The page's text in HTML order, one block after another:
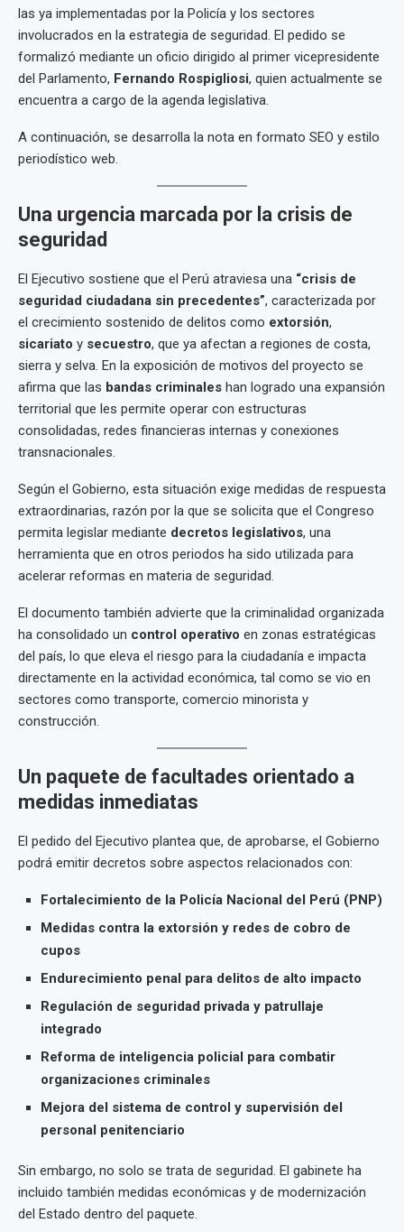
las ya implementadas por la Policía y los sectores
involucrados en la estrategia de seguridad. El pedido se
formalizó mediante un oficio dirigido al primer vicepresidente
del Parlamento, Fernando Rospigliosi, quien actualmente se
encuentra a cargo de la agenda legislativa.
A continuación, se desarrolla la nota en formato SEO y estilo
periodístico web.
Una urgencia marcada por la crisis de
seguridad
El Ejecutivo sostiene que el Perú atraviesa una “crisis de
seguridad ciudadana sin precedentes”, caracterizada por
el crecimiento sostenido de delitos como extorsión,
sicariato y secuestro, que ya afectan a regiones de costa,
sierra y selva. En la exposición de motivos del proyecto se
afirma que las bandas criminales han logrado una expansión
territorial que les permite operar con estructuras
consolidadas, redes financieras internas y conexiones
transnacionales.
Según el Gobierno, esta situación exige medidas de respuesta
extraordinarias, razón por la que se solicita que el Congreso
permita legislar mediante decretos legislativos, una
herramienta que en otros periodos ha sido utilizada para
acelerar reformas en materia de seguridad.
El documento también advierte que la criminalidad organizada
ha consolidado un control operativo en zonas estratégicas
del país, lo que eleva el riesgo para la ciudadanía e impacta
directamente en la actividad económica, tal como se vio en
sectores como transporte, comercio minorista y
construcción.
Un paquete de facultades orientado a
medidas inmediatas
El pedido del Ejecutivo plantea que, de aprobarse, el Gobierno
podrá emitir decretos sobre aspectos relacionados con:
Fortalecimiento de la Policía Nacional del Perú (PNP)
Medidas contra la extorsión y redes de cobro de
cupos
Endurecimiento penal para delitos de alto impacto
Regulación de seguridad privada y patrullaje
integrado
Reforma de inteligencia policial para combatir
organizaciones criminales
Mejora del sistema de control y supervisión del
personal penitenciario
Sin embargo, no solo se trata de seguridad. El gabinete ha
incluido también medidas económicas y de modernización
del Estado dentro del paquete.